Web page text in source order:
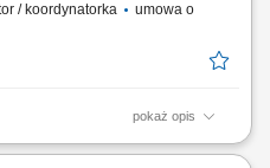
/ koordynatorka
umowa o
pokaż opis
instalacyjnych na prowadzonych